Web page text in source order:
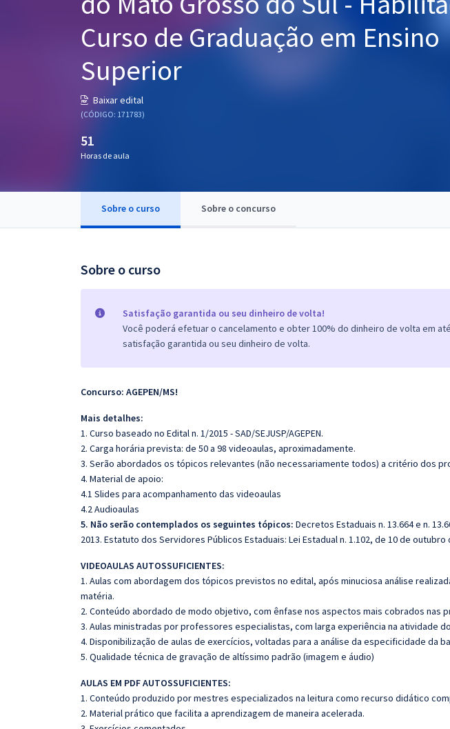
Questões grátis
Curso de Graduação em Ensino
Superior
Baixar edital
(CÓDIGO: 171783)
51
Horas de aula
Sobre o curso Sobre o concurso
Sobre o curso
Satisfação garantida ou seu dinheiro de volta!
Você poderá efetuar o cancelamento e obter 100% do dinheiro de volta em
satisfação garantida ou seu dinheiro de volta.
Concurso: AGEPEN/MS!
Mais detalhes:
1. Curso baseado no Edital n. 1/2015 - SAD/SEJUSP/AGEPEN.
2. Carga horária prevista: de 50 a 98 videoaulas, aproximadamente.
3. Serão abordados os tópicos relevantes (não necessariamente todos) a critério dos
4. Material de apoio:
4.1 Slides para acompanhamento das videoaulas
4.2 Audioaulas
5. Não serão contemplados os seguintes tópicos: Decretos Estaduais n. 13.664 e n.
2013. Estatuto dos Servidores Públicos Estaduais: Lei Estadual n. 1.102, de 10 de outubro
VIDEOAULAS AUTOSSUFICIENTES:
1. Aulas com abordagem dos tópicos previstos no edital, após minuciosa análise
matéria.
2. Conteúdo abordado de modo objetivo, com ênfase nos aspectos mais cobrados nas
3. Aulas ministradas por professores especialistas, com larga experiência na atividade
4. Disponibilização de aulas de exercícios, voltadas para a análise da especificidade da
5. Qualidade técnica de gravação de altíssimo padrão (imagem e áudio)
AULAS EM PDF AUTOSSUFICIENTES:
1. Conteúdo produzido por mestres especializados na leitura como recurso didático
2. Material prático que facilita a aprendizagem de maneira acelerada.